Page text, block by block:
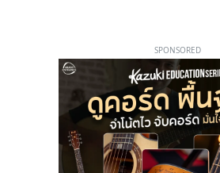
SPONSORED